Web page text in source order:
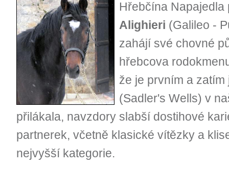
Hřebčína
Alighieri (Galileo -
zahájí své chovné
hřebcova
že je prvním a
(Sadler's Wells) v
přilákala, navzdory slabší dostihové
partnerek, včetně klasické vítězky a
nejvyšší kategorie.